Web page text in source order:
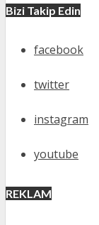
Bizi Takip Edin
facebook
twitter
instagram
youtube
REKLAM